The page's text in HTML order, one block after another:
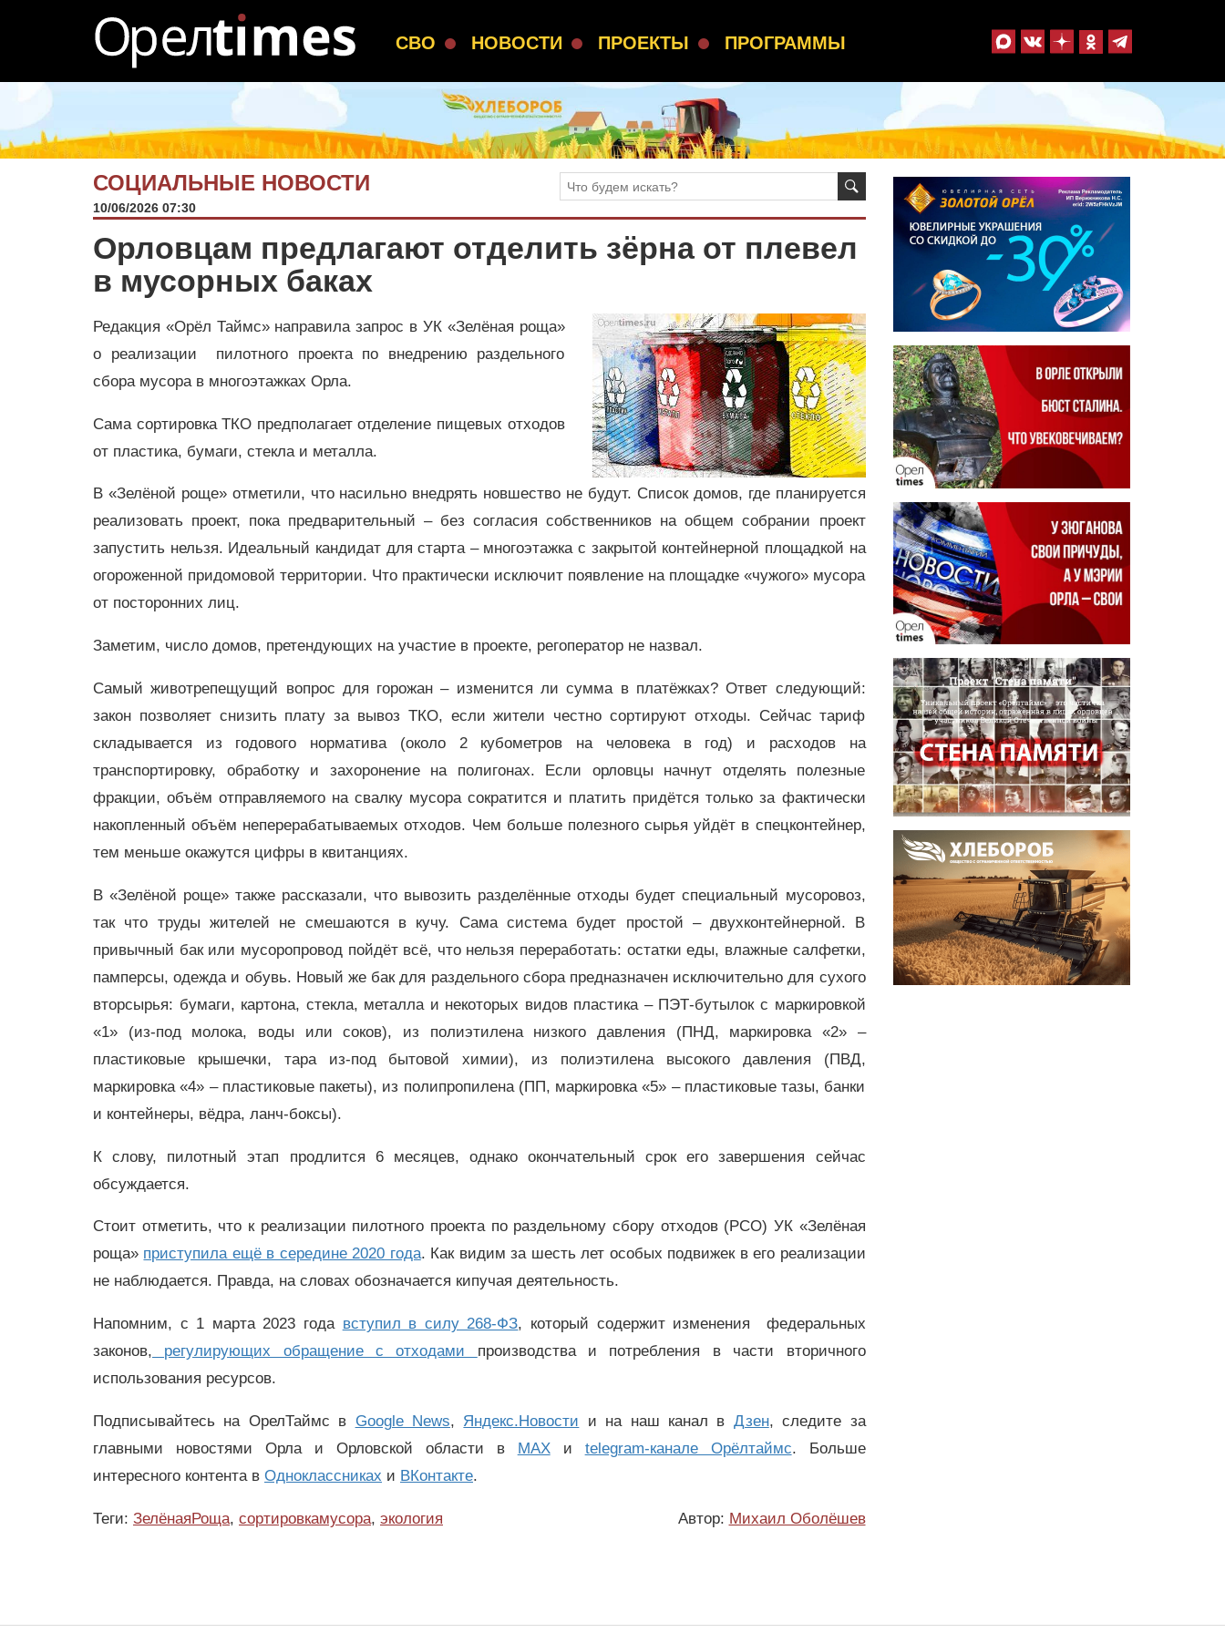
СВО НОВОСТИ ПРОЕКТЫ ПРОГРАММЫ
СОЦИАЛЬНЫЕ НОВОСТИ
10/06/2026 07:30
Орловцам предлагают отделить зёрна от плевел
в мусорных баках
Редакция «Орёл Таймс» направила запрос в УК «Зелёная роща»
о реализации пилотного проекта по внедрению раздельного
сбора мусора в многоэтажках Орла.
Сама сортировка ТКО предполагает отделение пищевых отходов
от пластика, бумаги, стекла и металла.
В «Зелёной роще» отметили, что насильно внедрять новшество не будут. Список домов, где планируется
реализовать проект, пока предварительный – без согласия собственников на общем собрании проект
запустить нельзя. Идеальный кандидат для старта – многоэтажка с закрытой контейнерной площадкой на
огороженной придомовой территории. Что практически исключит появление на площадке «чужого» мусора
от посторонних лиц.
Заметим, число домов, претендующих на участие в проекте, регоператор не назвал.
Самый животрепещущий вопрос для горожан – изменится ли сумма в платёжках? Ответ следующий:
закон позволяет снизить плату за вывоз ТКО, если жители честно сортируют отходы. Сейчас тариф
складывается из годового норматива (около 2 кубометров на человека в год) и расходов на
транспортировку, обработку и захоронение на полигонах. Если орловцы начнут отделять полезные
фракции, объём отправляемого на свалку мусора сократится и платить придётся только за фактически
накопленный объём неперерабатываемых отходов. Чем больше полезного сырья уйдёт в спецконтейнер,
тем меньше окажутся цифры в квитанциях.
В «Зелёной роще» также рассказали, что вывозить разделённые отходы будет специальный мусоровоз,
так что труды жителей не смешаются в кучу. Сама система будет простой – двухконтейнерной. В
привычный бак или мусоропровод пойдёт всё, что нельзя переработать: остатки еды, влажные салфетки,
памперсы, одежда и обувь. Новый же бак для раздельного сбора предназначен исключительно для сухого
вторсырья: бумаги, картона, стекла, металла и некоторых видов пластика – ПЭТ-бутылок с маркировкой
«1» (из-под молока, воды или соков), из полиэтилена низкого давления (ПНД, маркировка «2» –
пластиковые крышечки, тара из‑под бытовой химии), из полиэтилена высокого давления (ПВД,
маркировка «4» – пластиковые пакеты), из полипропилена (ПП, маркировка «5» – пластиковые тазы, банки
и контейнеры, вёдра, ланч‑боксы).
К слову, пилотный этап продлится 6 месяцев, однако окончательный срок его завершения сейчас
обсуждается.
Стоит отметить, что к реализации пилотного проекта по раздельному сбору отходов (РСО) УК «Зелёная
роща» приступила ещё в середине 2020 года. Как видим за шесть лет особых подвижек в его реализации
не наблюдается. Правда, на словах обозначается кипучая деятельность.
Напомним, с 1 марта 2023 года вступил в силу 268-ФЗ, который содержит изменения федеральных
законов, регулирующих обращение с отходами производства и потребления в части вторичного
использования ресурсов.
Подписывайтесь на ОрелТаймс в Google News, Яндекс.Новости и на наш канал в Дзен, следите за
главными новостями Орла и Орловской области в MAXи telegram-канале Орёлтаймс. Больше
интересного контента в Одноклассниках и ВКонтакте.
Теги: ЗелёнаяРоща, сортировкамусора, экология Автор: Михаил Оболёшев